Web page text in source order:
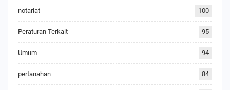
notariat 100
Peraturan Terkait 95
Umum 94
pertanahan 84